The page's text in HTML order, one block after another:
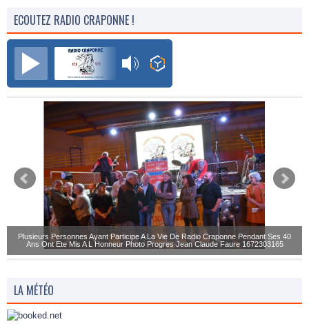
ECOUTEZ RADIO CRAPONNE !
Radio Craponne FM
Plusieurs Personnes Ayant Participe A La Vie De Radio Craponne Pendant Ses 40
Ans Ont Ete Mis A L Honneur Photo Progres Jean Claude Faure 1672303165
LA MÉTÉO